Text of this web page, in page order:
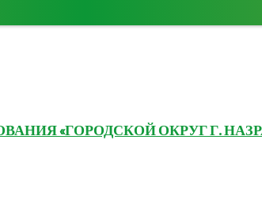
«ГОРОДСКОЙ ОКРУГ Г.